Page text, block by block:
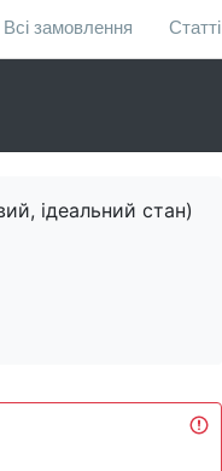
Всі замовлення Статті
ідеальний стан)